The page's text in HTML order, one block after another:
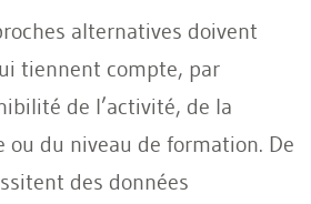
alternatives doivent
tiennent compte, par
de l’activité, de la
ou du niveau de formation. De
des données